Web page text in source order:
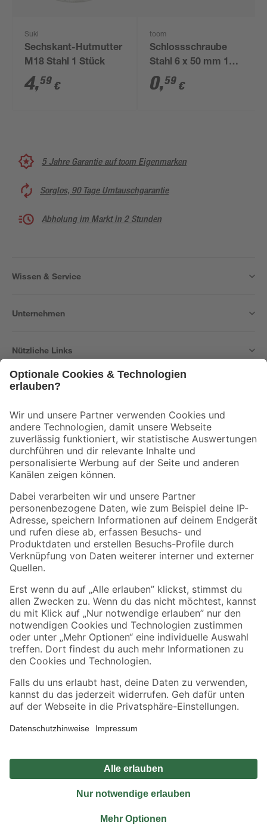
Suki
Sechskant-Hutmutter
M18 Stahl 1 Stück
4,59 €
toom
Schlossschraube
Stahl 6 x 50 mm 1
Stück
0,59 €
5 Jahre Garantie auf toom Eigenmarken
Sorglos, 90 Tage Umtauschgarantie
Abholung im Markt in 2 Stunden
Wissen & Service
Unternehmen
Nützliche Links
Der toom Newsletter: Keine Angebote und Aktionen mehr verpassen!
Zur Newsletter Anmeldung
Folge uns
Zahlungsarten Versandarten
Sicher einkaufen
Jetzt die toom-App herunterladen
Alle Preisangaben in EUR inkl. gesetzl. MwSt.. Die dargestellten Angebote sind unter
Umständen nicht in allen Märkten verfügbar. Die angegebenen Verfügbarkeiten beziehen
Produkte nur solange der Vorrat reicht.
*Paketversand ab 59 € versandkostenfrei, gilt nicht für Artikel mit Speditionsversand, hier
Privatsphäre Impressum
Nutzungsbedingungen
Widerrufsrecht
Vertrag widerrufen
© 2026 toom Baumarkt GmbH